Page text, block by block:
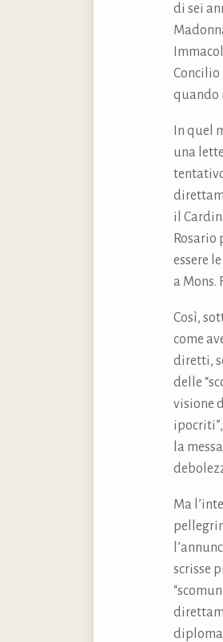
di sei
Concilio
quando
In quel
una
il
Rosario
essere
a Mons.
Così,
come
diretti,
delle
visione
la
Ma
scrisse